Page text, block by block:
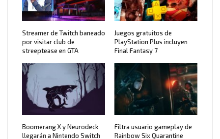
Streamer de Twitch baneado
por visitar club de
streeptease en GTA
Juegos gratuitos de
PlayStation Plus incluyen
Final Fantasy 7
Boomerang X y Neurodeck
llegarán a Nintendo Switch
Filtra usuario gameplay de
Rainbow Six Quarantine